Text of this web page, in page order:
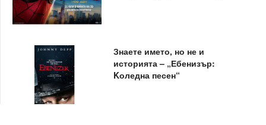
Знаете името, но не и
историята – „Ебенизър:
Kоледна песен“